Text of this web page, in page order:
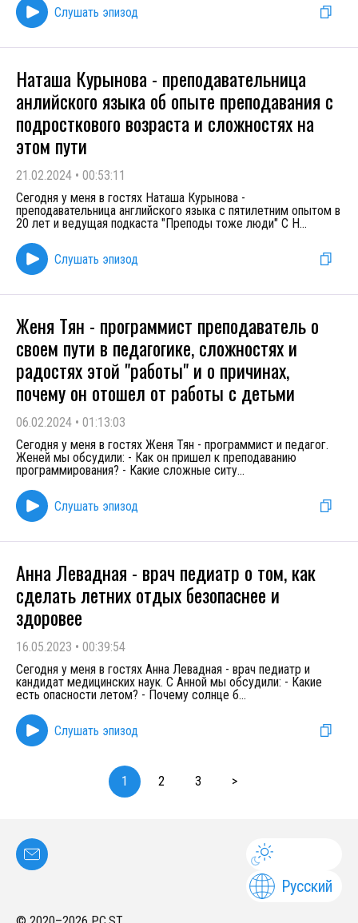
Слушать эпизод
Наташа Курынова - преподавательница
анлийского языка об опыте преподавания с
подросткового возраста и сложностях на
этом пути
21.02.2024 • 00:53:11
Сегодня у меня в гостях Наташа Курынова -
преподавательница английского языка с пятилетним опытом в
20 лет и ведущая подкаста "Преподы тоже люди" С Н...
Слушать эпизод
Женя Тян - программист преподаватель о
своем пути в педагогике, сложностях и
радостях этой "работы" и о причинах,
почему он отошел от работы с детьми
06.02.2024 • 01:13:03
Сегодня у меня в гостях Женя Тян - программист и педагог.
Женей мы обсудили: - Как он пришел к преподаванию
программирования? - Какие сложные ситу...
Слушать эпизод
Анна Левадная - врач педиатр о том, как
сделать летних отдых безопаснее и
здоровее
16.05.2023 • 00:39:54
Сегодня у меня в гостях Анна Левадная - врач педиатр и
кандидат медицинских наук. С Анной мы обсудили: - Какие
есть опасности летом? - Почему солнце б...
Слушать эпизод
1 2 3 >
Русский